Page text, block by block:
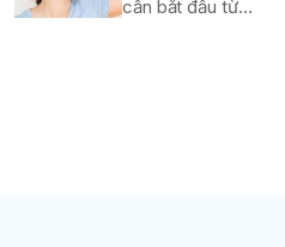
cần bắt đầu từ...